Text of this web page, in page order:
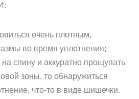
очень плотным,
во время уплотнения;
спину и аккуратно прощупать
зоны, то обнаружиться
что-то в виде шишечки.